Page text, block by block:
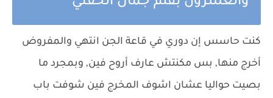
كنت حاسس إن دوري في قاعة الجن انتهي والمفروض
أخرج منها, بس مكنتش عارف أروح فين, وبمجرد ما
بصيت حواليا عشان اشوف المخرج فين شوفت باب